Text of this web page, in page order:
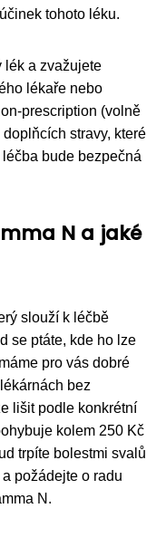
tohoto léku.
lék a zvažujete
lékaře nebo
prescription (volně
stravy, které
bude bezpečná
N a jaké
slouží k léčbě
se ptáte, kde ho lze
pro vás dobré
bez
lišit podle konkrétní
kolem 250 Kč
trpíte bolestmi svalů
požádejte o radu
N.